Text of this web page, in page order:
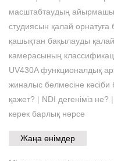
масштабтаудың
студиясын қалай орнатуға
қашықтан бақылауды
камерасының
UV430A функционалдық
жиналыс бөлмесіне
қажет? | NDI дегеніміз не? |
керек барлық нәрсе
Жаңа өнімдер